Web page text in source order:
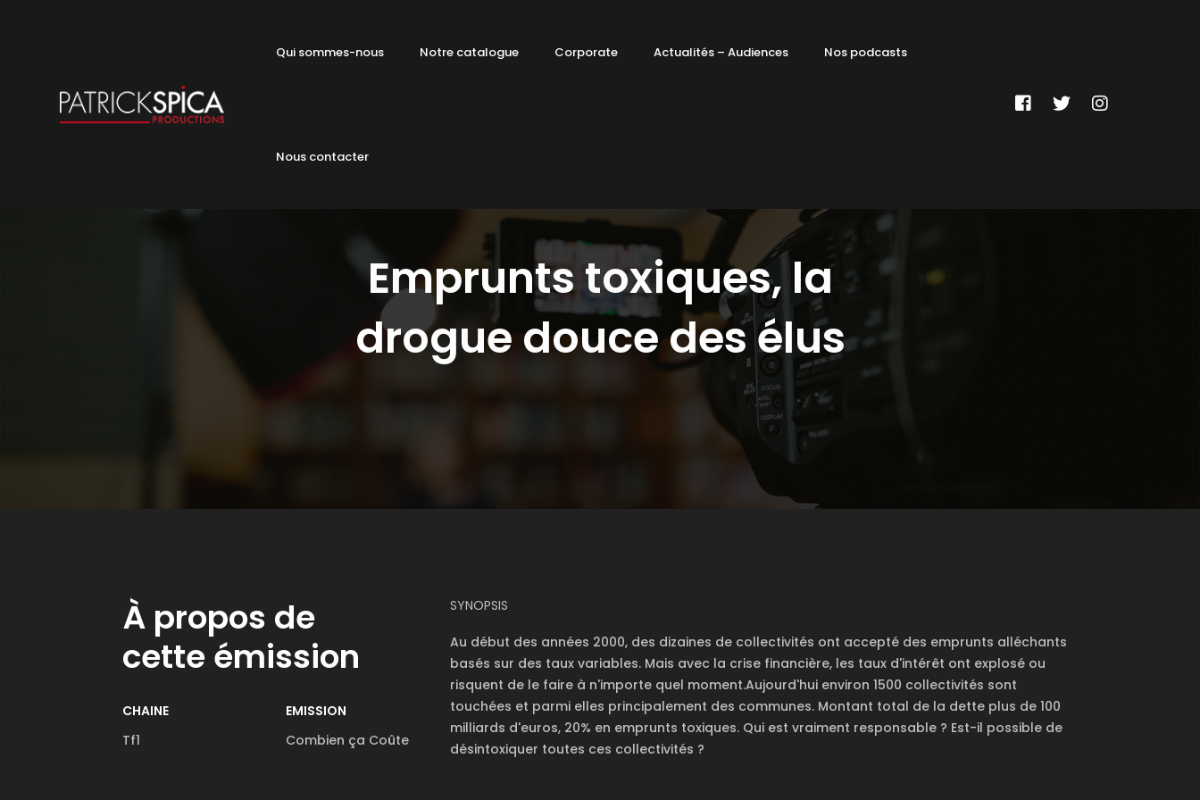
Qui sommes-nous Notre catalogue Corporate Actualités – Audiences Nos podcasts
Nous contacter
Emprunts toxiques, la
drogue douce des élus
À propos de
cette émission
CHAINE
Tf1
EMISSION
Combien ça Coûte
SYNOPSIS
Au début des années 2000, des dizaines de collectivités ont accepté des emprunts alléchants
basés sur des taux variables. Mais avec la crise financière, les taux d'intérêt ont explosé ou
risquent de le faire à n'importe quel moment.Aujourd'hui environ 1500 collectivités sont
touchées et parmi elles principalement des communes. Montant total de la dette plus de 100
milliards d'euros, 20% en emprunts toxiques. Qui est vraiment responsable ? Est-il possible de
désintoxiquer toutes ces collectivités ?